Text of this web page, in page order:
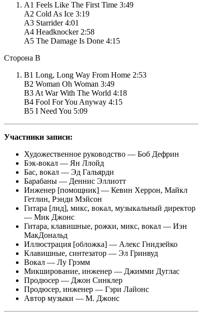
A1 Feels Like The First Time 3:49
A2 Cold As Ice 3:19
A3 Starrider 4:01
A4 Headknocker 2:58
A5 The Damage Is Done 4:15
Сторона B
B1 Long, Long Way From Home 2:53
B2 Woman Oh Woman 3:49
B3 At War With The World 4:18
B4 Fool For You Anyway 4:15
B5 I Need You 5:09
Участники записи:
Художественное руководство — Боб Дефрин
Бэк-вокал — Ян Ллойд
Бас, вокал — Эд Гальярди
Барабаны — Деннис Эллиотт
Инженер [помощник] — Кевин Херрон, Майкл
Гетлин, Рэнди Мэйсон
Гитара [лид], микс, вокал, музыкальный директор
— Мик Джонс
Гитара, клавишные, рожки, микс, вокал — Иэн
МакДональд
Иллюстрация [обложка] — Алекс Гнидзейко
Клавишные, синтезатор — Эл Гринвуд
Вокал — Лу Грэмм
Микширование, инженер — Джимми Дуглас
Продюсер — Джон Синклер
Продюсер, инженер — Гэри Лайонс
Автор музыки — М. Джонс